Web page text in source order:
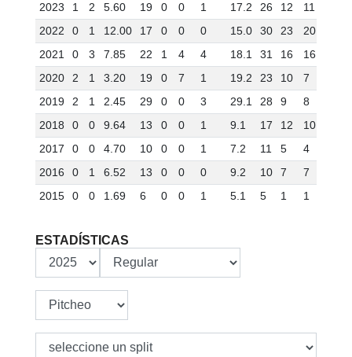
2023
1 2 5.60 19 0 0 1 17.2 26 12 11
2022
0 1 12.00 17 0 0 0 15.0 30 23 20
2021
0 3 7.85 22 1 4 4 18.1 31 16 16
2020
2 1 3.20 19 0 7 1 19.2 23 10 7
2019
2 1 2.45 29 0 0 3 29.1 28 9 8
2018
0 0 9.64 13 0 0 1 9.1 17 12 10
2017
0 0 4.70 10 0 0 1 7.2 11 5 4
2016
0 1 6.52 13 0 0 0 9.2 10 7 7
2015
0 0 1.69 6 0 0 1 5.1 5 1 1
ESTADÍSTICAS